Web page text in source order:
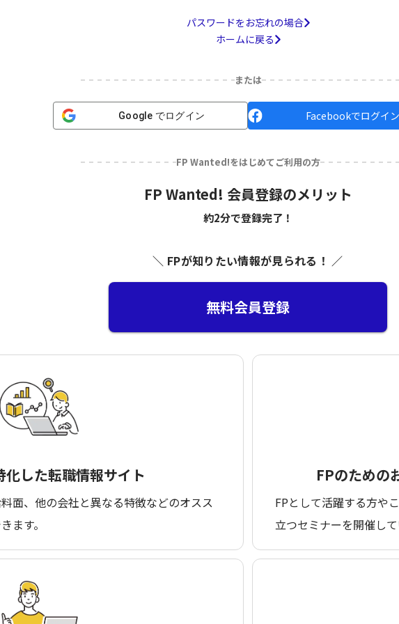
パスワードをお忘れの場合
ホームに戻る
または
Google でログイン Facebookでログイン
FP Wanted!をはじめてご利用の方
FP Wanted! 会員登録のメリット
約2分で登録完了！
＼ FPが知りたい情報が見られる！ ／
無料会員登録
化した転職情報サイト
面、他の会社と異なる特徴などのオスス
ます。
FPのための
FPとして活躍する方や
立つセミナーを開催して